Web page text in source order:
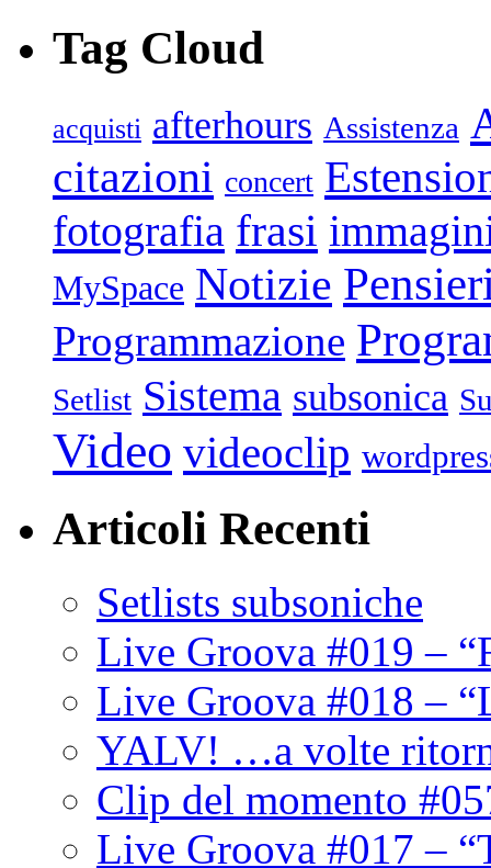
Tag Cloud
acquisti afterhours Assistenza
citazioni concert
fotografia frasi
MySpace Notizie
Programmazione
Setlist Sistema subsonica
Video videoclip
Articoli Recenti
Setlists subsoniche
Live Groova #019 –
Live Groova #018 –
YALV! …a volte
Clip del momento
Live Groova #017 –